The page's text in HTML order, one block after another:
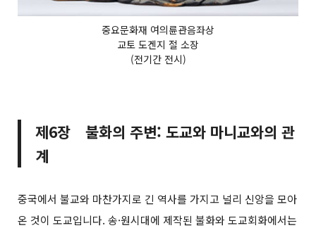
중요문화재 여의륜관음좌상
교토 도겐지 절 소장
(전기간 전시)
제6장 불화의 주변: 도교와 마니교와의 관
계
중국에서 불교와 마찬가지로 긴 역사를 가지고 널리 신앙을 모아
온 것이 도교입니다. 송·원시대에 제작된 불화와 도교회화에서는